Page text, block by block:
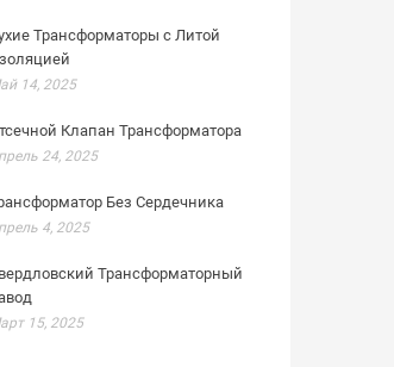
Трансформаторы с Литой
14, 2025
Клапан Трансформатора
24, 2025
Без Сердечника
4, 2025
Трансформаторный
15, 2025